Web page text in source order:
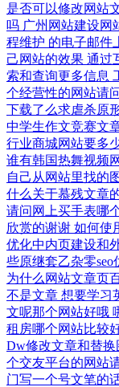
是否可以修改网站
吗 广州网站建设网
程维护 的电子邮件
己网站的效果 通过
索和查询更多信息
个经营性的网站请
下载了么求虐杀原
中学生作文竞赛文
行业商城网站要多
谁有韩国热舞视频
自己从网站里找的
什么关于慕残文章
请问网上买手表哪
欣赏的谢谢 如何使
优化中内页建设和
些原继套乙杂零seo
为什么网站文章页
不是文章 想要学习
文呢那个网站好哦
租房哪个网站比较
Dw修改文章和替换
个交友平台的网站
门写一个号文笔的